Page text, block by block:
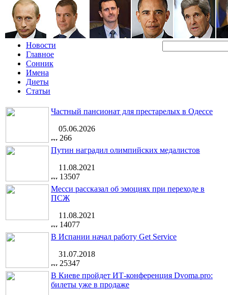
Новости
Главное
Сонник
Имена
Диеты
Статьи
Частный пансионат для престарелых в Одессе
05.06.2026
266
Путин наградил олимпийских медалистов
11.08.2021
13507
Месси рассказал об эмоциях при переходе в
ПСЖ
11.08.2021
14077
В Испании начал работу Get Service
31.07.2018
25347
В Киеве пройдет ИТ-конференция Dvoma.pro:
билеты уже в продаже